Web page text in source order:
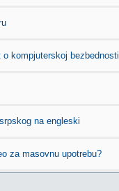
o kompjuterskoj bezbednosti
na engleski
za masovnu upotrebu?